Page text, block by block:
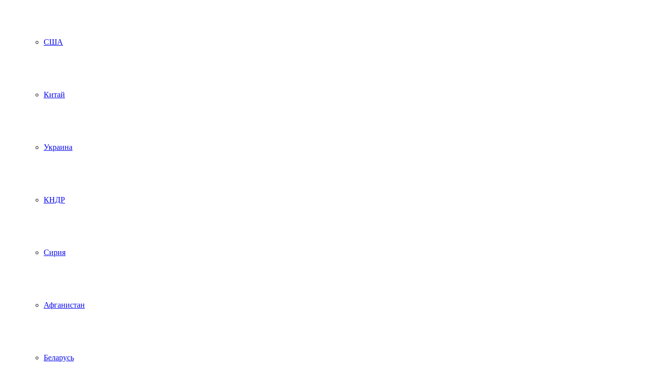
США
Китай
Украина
КНДР
Сирия
Афганистан
Беларусь